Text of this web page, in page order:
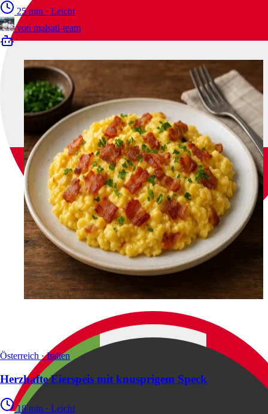
25 min · Leicht
von malsati-team
Österreich · Italien
Herzhafte Eierspeis mit knusprigem Speck
18 min · Leicht